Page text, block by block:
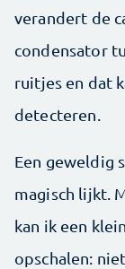
verandert de
condensator
ruitjes en dat
detec­teren.
Een geweldig
magisch lijkt.
kan ik een
opschalen: